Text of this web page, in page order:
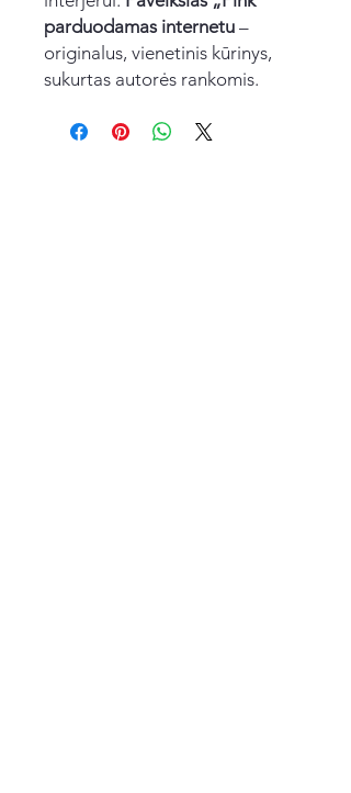
parduodamas internetu –
originalus, vienetinis kūrinys,
sukurtas autorės rankomis.